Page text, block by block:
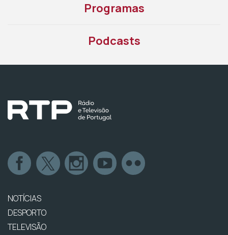
Programas
Podcasts
NOTÍCIAS
DESPORTO
TELEVISÃO